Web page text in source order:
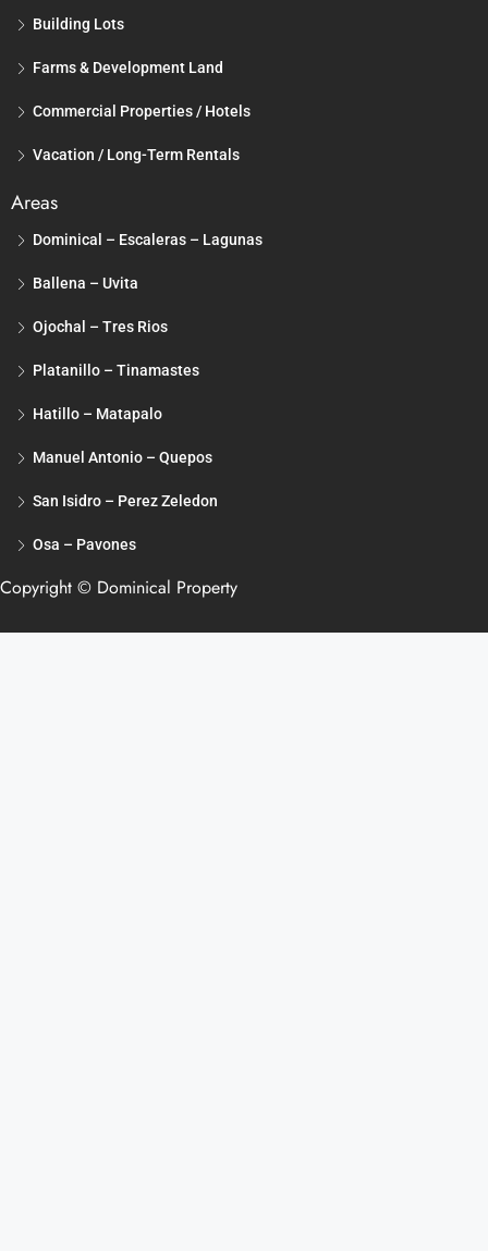
Building Lots
Farms & Development Land
Commercial Properties / Hotels
Vacation / Long-Term Rentals
Areas
Dominical – Escaleras – Lagunas
Ballena – Uvita
Ojochal – Tres Rios
Platanillo – Tinamastes
Hatillo – Matapalo
Manuel Antonio – Quepos
San Isidro – Perez Zeledon
Osa – Pavones
Copyright © Dominical Property